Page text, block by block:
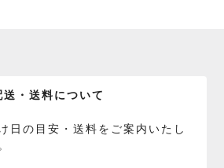
送・送料について
日の目安・送料をご案内いたし